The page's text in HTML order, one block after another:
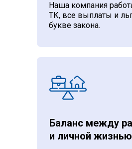
Наша компания
ТК, все выплаты и
букве закона.
Баланс между
и личной жизнью